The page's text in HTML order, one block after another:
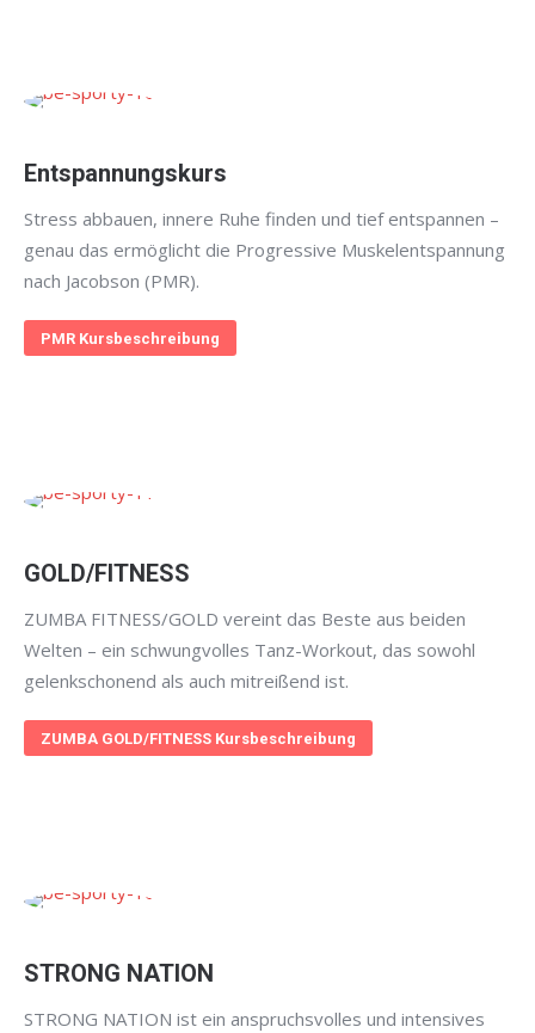
Entspannungskurs
Stress abbauen, innere Ruhe finden und tief entspannen –
genau das ermöglicht die Progressive Muskelentspannung
nach Jacobson (PMR).
PMR Kursbeschreibung
GOLD/FITNESS
ZUMBA FITNESS/GOLD vereint das Beste aus beiden
Welten – ein schwungvolles Tanz-Workout, das sowohl
gelenkschonend als auch mitreißend ist.
ZUMBA GOLD/FITNESS Kursbeschreibung
STRONG NATION
STRONG NATION ist ein anspruchsvolles und intensives